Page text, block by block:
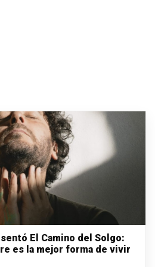
El Camino del Solgo:
es la mejor forma de vivir